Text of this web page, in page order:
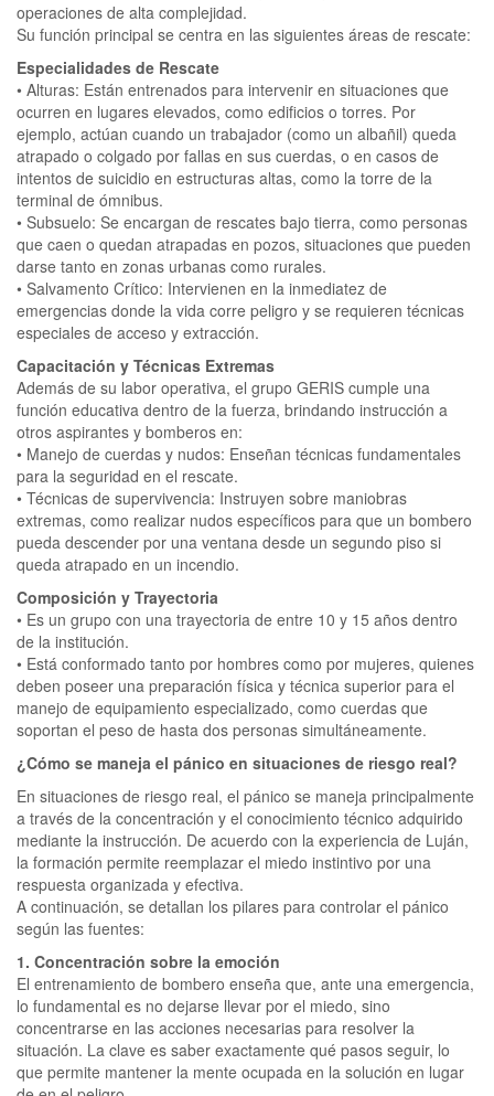
operaciones de alta complejidad.
Su función principal se centra en las siguientes áreas de rescate:
Especialidades de Rescate
• Alturas: Están entrenados para intervenir en situaciones que
ocurren en lugares elevados, como edificios o torres. Por
ejemplo, actúan cuando un trabajador (como un albañil) queda
atrapado o colgado por fallas en sus cuerdas, o en casos de
intentos de suicidio en estructuras altas, como la torre de la
terminal de ómnibus.
• Subsuelo: Se encargan de rescates bajo tierra, como personas
que caen o quedan atrapadas en pozos, situaciones que pueden
darse tanto en zonas urbanas como rurales.
• Salvamento Crítico: Intervienen en la inmediatez de
emergencias donde la vida corre peligro y se requieren técnicas
especiales de acceso y extracción.
Capacitación y Técnicas Extremas
Además de su labor operativa, el grupo GERIS cumple una
función educativa dentro de la fuerza, brindando instrucción a
otros aspirantes y bomberos en:
• Manejo de cuerdas y nudos: Enseñan técnicas fundamentales
para la seguridad en el rescate.
• Técnicas de supervivencia: Instruyen sobre maniobras
extremas, como realizar nudos específicos para que un bombero
pueda descender por una ventana desde un segundo piso si
queda atrapado en un incendio.
Composición y Trayectoria
• Es un grupo con una trayectoria de entre 10 y 15 años dentro
de la institución.
• Está conformado tanto por hombres como por mujeres, quienes
deben poseer una preparación física y técnica superior para el
manejo de equipamiento especializado, como cuerdas que
soportan el peso de hasta dos personas simultáneamente.
¿Cómo se maneja el pánico en situaciones de riesgo real?
En situaciones de riesgo real, el pánico se maneja principalmente
a través de la concentración y el conocimiento técnico adquirido
mediante la instrucción. De acuerdo con la experiencia de Luján,
la formación permite reemplazar el miedo instintivo por una
respuesta organizada y efectiva.
A continuación, se detallan los pilares para controlar el pánico
según las fuentes:
1. Concentración sobre la emoción
El entrenamiento de bombero enseña que, ante una emergencia,
lo fundamental es no dejarse llevar por el miedo, sino
concentrarse en las acciones necesarias para resolver la
situación. La clave es saber exactamente qué pasos seguir, lo
que permite mantener la mente ocupada en la solución en lugar